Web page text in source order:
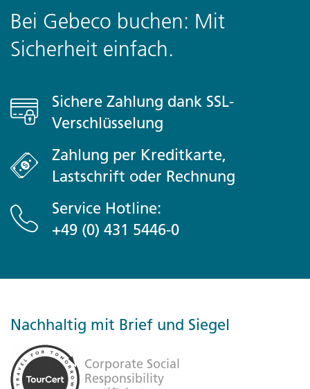
Bei Gebeco buchen: Mit
Sicherheit einfach.
Sichere Zahlung dank SSL-
Verschlüsselung
Zahlung per Kreditkarte,
Lastschrift oder Rechnung
Service Hotline:
+49 (0) 431 5446-0
Nachhaltig mit Brief und Siegel